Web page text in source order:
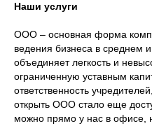
Наши услуги
ООО – основная форма
ведения бизнеса в среднем
объединяет легкость и
ограниченную уставным
ответственность
открыть ООО стало еще
можно прямо у нас в офисе,